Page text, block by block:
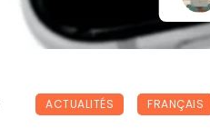
ACTUALITÉS FRANÇAIS